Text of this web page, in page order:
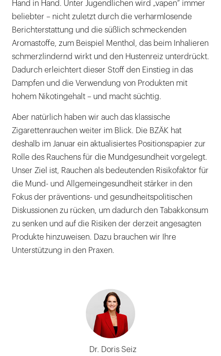
Hand in Hand. Unter Jugendlichen wird „vapen“ immer
beliebter – nicht zuletzt durch die verharmlosende
Berichterstattung und die süßlich schmeckenden
Aromastoffe, zum Beispiel Menthol, das beim Inhalieren
schmerzlindernd wirkt und den Hustenreiz unterdrückt.
Dadurch erleichtert dieser Stoff den Einstieg in das
Dampfen und die Verwendung von Produkten mit
hohem Nikotingehalt – und macht süchtig.
Aber natürlich haben wir auch das klassische
Zigarettenrauchen weiter im Blick. Die BZÄK hat
deshalb im Januar ein aktualisiertes Positionspapier zur
Rolle des Rauchens für die Mundgesundheit vorgelegt.
Unser Ziel ist, Rauchen als bedeutenden Risikofaktor für
die Mund- und Allgemeingesundheit stärker in den
Fokus der präventions- und gesundheitspolitischen
Diskussionen zu rücken, um dadurch den Tabakkonsum
zu senken und auf die Risiken der derzeit angesagten
Produkte hinzuweisen. Dazu brauchen wir Ihre
Unterstützung in den Praxen.
Dr. Doris Seiz